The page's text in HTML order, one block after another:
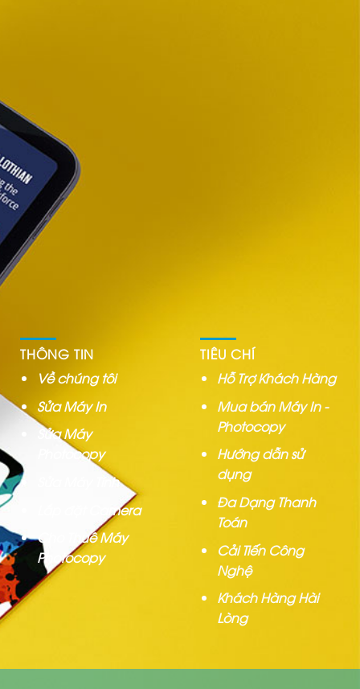
THÔNG TIN
Về chúng tôi
Sửa Máy In
Sửa Máy
Photocopy
Sửa Máy Tính
Lắp đặt Camera
Cho Thuê Máy
Photocopy
TIÊU CHÍ
Hỗ Trợ Khách Hàng
Mua bán Máy In -
Photocopy
Hướng dẫn sử
dụng
Đa Dạng Thanh
Toán
Cải Tiến Công
Nghệ
Khách Hàng Hài
Lòng